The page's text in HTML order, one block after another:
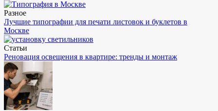
Разное
Лучшие типографии для печати листовок и буклетов в
Москве
Статьи
Реновация освещения в квартире: тренды и монтаж